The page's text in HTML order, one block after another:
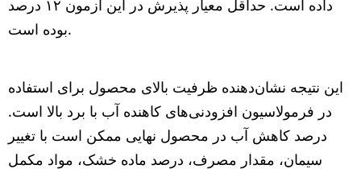
داده است. حداقل معیار پذیرش در این آزمون ۱۲ درصد
بوده است.
این نتیجه نشان‌دهنده ظرفیت بالای محصول برای استفاده
در فرمولاسیون افزودنی‌های کاهنده آب با برد بالا است.
درصد کاهش آب در محصول نهایی ممکن است با تغییر
سیمان، مقدار مصرف، درصد ماده خشک، مواد مکمل